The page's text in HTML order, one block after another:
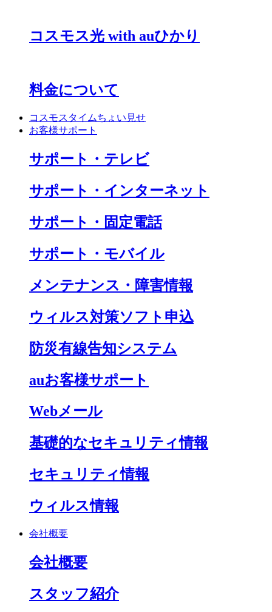
コスモス光 with auひかり
料金について
コスモスタイムちょい見せ
お客様サポート
サポート・テレビ
サポート・インターネット
サポート・固定電話
サポート・モバイル
メンテナンス・障害情報
ウィルス対策ソフト申込
防災有線告知システム
auお客様サポート
Webメール
基礎的なセキュリティ情報
セキュリティ情報
ウィルス情報
会社概要
会社概要
スタッフ紹介